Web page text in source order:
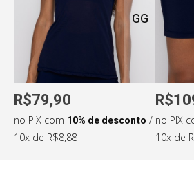
R$79,90
no PIX com 10% de desconto /
10x de R$8,88
GG
no PIX
10x de